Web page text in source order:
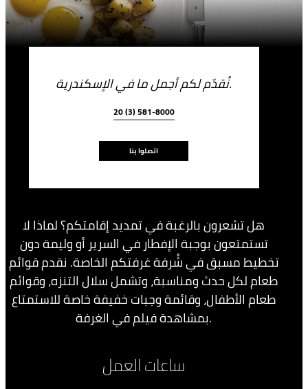
نُقدّم لكم أجمل ما في الإسكندرية.
20 (3) 581-8000
اتصلوا بنا
هل تشعرون بالرغبة في تمديد إقامتكم؟ لماذا لا
تستمتعون بوجبة الإفطار في السرير أو وليمة دون
تخطيط مسبق في شُرفة غرفتكم الخاصة. نقدم قوائم
طعام لكل حدث ومناسبة، وتشمل سلال التنزه، وقوائم
طعام الأطفال، وقائمة وجبات خفيفة خاصة للاستمتاع
بمشاهدة فيلم في الغرفة.
ساعات العمل